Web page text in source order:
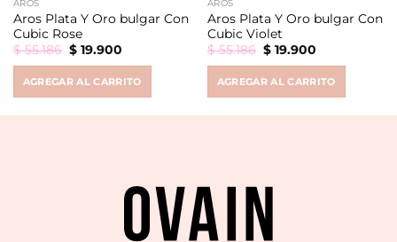
AROS
Aros Plata Y Oro bulgar Con
Cubic Rose
$55.186 Original
price
$ 55.186.
$19.900Current
$ 19.900.
AGREGAR AL CARRITO
AROS
Aros Plata Y Oro bulgar Con
Cubic Violet
$55.186 Original
price
$ 55.186.
$19.900Current
$ 19.900.
AGREGAR AL CARRITO